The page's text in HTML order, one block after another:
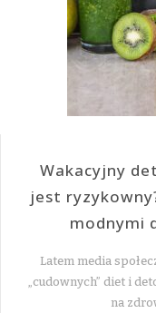
Wakacyjny
jest
modnymi
Latem media
„cudownych” diet i
na